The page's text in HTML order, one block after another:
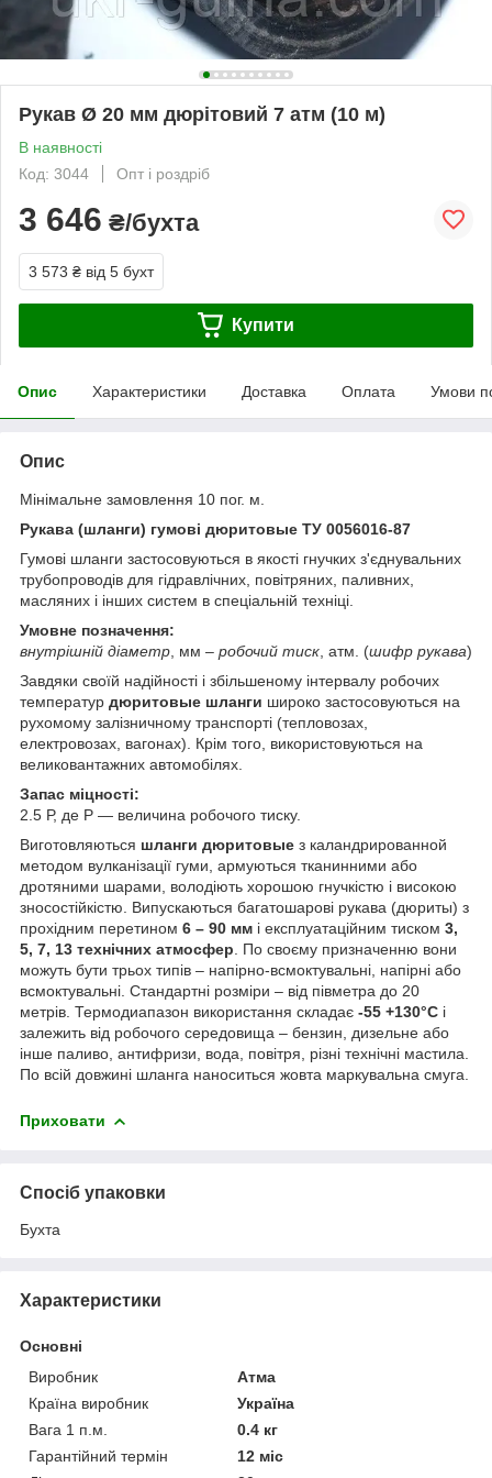
Рукав Ø 20 мм дюрітовий 7 атм (10 м)
В наявності
Код: 3044
Опт і роздріб
3 646 ₴/бухта
3 573 ₴ від 5 бухт
Купити
Опис Характеристики Доставка Оплата Умови
Опис
Мінімальне замовлення 10 пог. м.
Рукава (шланги) гумові дюритовые ТУ 0056016-87
Гумові шланги застосовуються в якості гнучких з'єднувальних
трубопроводів для гідравлічних, повітряних, паливних,
масляних і інших систем в спеціальній техніці.
Умовне позначення:
внутрішній діаметр , мм – робочий тиск , атм. (шифр рукава)
Завдяки своїй надійності і збільшеному інтервалу робочих
температур дюритовые шланги широко застосовуються на
рухомому залізничному транспорті (тепловозах,
електровозах, вагонах). Крім того, використовуються на
великовантажних автомобілях.
Запас міцності:
2.5 Р, де Р — величина робочого тиску.
Виготовляються шланги дюритовые з каландрированной
методом вулканізації гуми, армуються тканинними або
дротяними шарами, володіють хорошою гнучкістю і високою
зносостійкістю. Випускаються багатошарові рукава (дюриты) з
прохідним перетином 6 – 90 мм і експлуатаційним тиском 3,
5, 7, 13 технічних атмосфер . По своєму призначенню вони
можуть бути трьох типів – напірно-всмоктувальні, напірні або
всмоктувальні. Стандартні розміри – від півметра до 20
метрів. Термодиапазон використання складає -55 +130°C і
залежить від робочого середовища – бензин, дизельне або
інше паливо, антифризи, вода, повітря, різні технічні мастила.
По всій довжині шланга наноситься жовта маркувальна смуга.
Приховати
Спосіб упаковки
Бухта
Характеристики
Основні
Виробник
Атма
Країна виробник
Україна
Вага 1 п.м.
0.4 кг
Гарантійний термін
12 міс